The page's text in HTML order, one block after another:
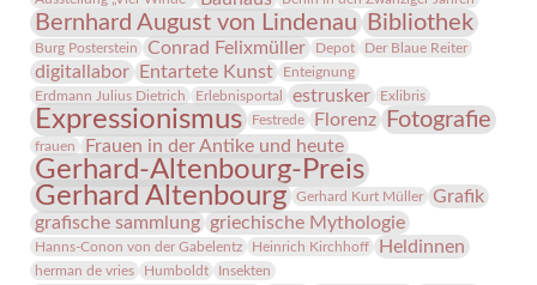
Bernhard August von Lindenau Bibliothek
Burg Posterstein Conrad Felixmüller Depot Der Blaue Reiter
digitallabor Entartete Kunst
Enteignung
Erdmann Julius Dietrich
Erlebnisportal estrusker Exlibris
Expressionismus Festrede Florenz Fotografie
frauen Frauen in der Antike und heute
Gerhard-Altenbourg-Preis
Gerhard Altenbourg
Gerhard Kurt Müller
Grafik
grafische sammlung griechische Mythologie
Hanns-Conon von der Gabelentz Heinrich Kirchhoff Heldinnen
herman de vries Humboldt
Insekten